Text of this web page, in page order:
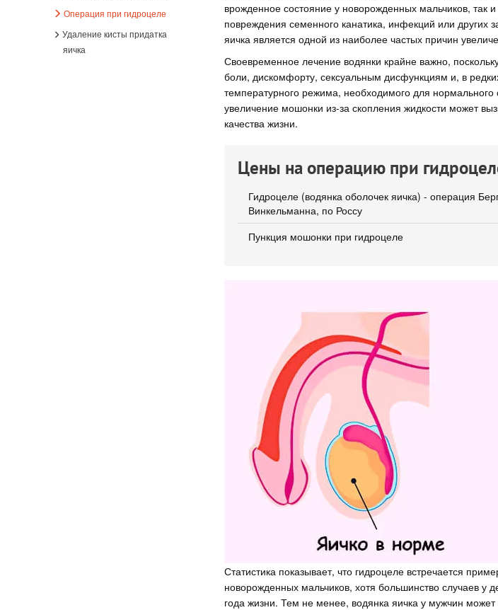
врожденное состояние у новорожденных мальчиков, так
повреждения семенного канатика, инфекций или других
яичка является одной из наиболее частых причин
Своевременное лечение водянки крайне важно,
боли, дискомфорту, сексуальным дисфункциям и, в
температурного режима, необходимого для нормального
увеличение мошонки из-за скопления жидкости может
качества жизни.
Цены на операцию при
Гидроцеле (водянка оболочек яичка) - операция
Винкельманна, по Россу
Пункция мошонки при гидроцеле
Статистика показывает, что гидроцеле встречается
новорожденных мальчиков, хотя большинство случаев у
года жизни. Тем не менее, водянка яичка у мужчин
Операция при гидроцеле
Удаление кисты придатка
яичка